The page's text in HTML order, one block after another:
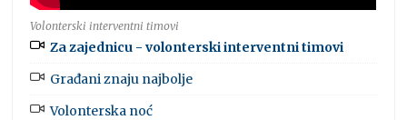
Volonterski interventni timovi
Za zajednicu - volonterski interventni timovi
Građani znaju najbolje
Volonterska noć